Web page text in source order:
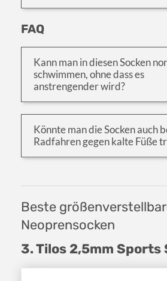
FAQ
Kann man in diesen Socken
schwimmen, ohne dass es
anstrengender wird?
Könnte man die Socken auch
Radfahren gegen kalte Füße
Beste
Neoprensocken
3. Tilos 2,5mm Sports